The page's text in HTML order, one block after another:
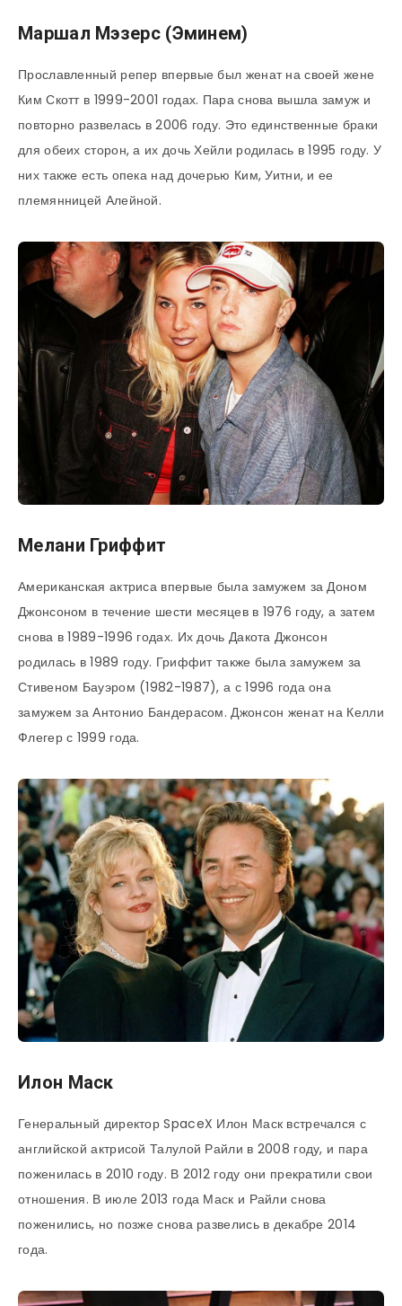
Маршал Мэзерс (Эминем)
Прославленный репер впервые был женат на своей жене
Ким Скотт в 1999-2001 годах. Пара снова вышла замуж и
повторно развелась в 2006 году. Это единственные браки
для обеих сторон, а их дочь Хейли родилась в 1995 году. У
них также есть опека над дочерью Ким, Уитни, и ее
племянницей Алейной.
Мелани Гриффит
Американская актриса впервые была замужем за Доном
Джонсоном в течение шести месяцев в 1976 году, а затем
снова в 1989-1996 годах. Их дочь Дакота Джонсон
родилась в 1989 году. Гриффит также была замужем за
Стивеном Бауэром (1982-1987), а с 1996 года она
замужем за Антонио Бандерасом. Джонсон женат на Келли
Флегер с 1999 года.
Илон Маск
Генеральный директор SpaceX Илон Маск встречался с
английской актрисой Талулой Райли в 2008 году, и пара
поженилась в 2010 году. В 2012 году они прекратили свои
отношения. В июле 2013 года Маск и Райли снова
поженились, но позже снова развелись в декабре 2014
года.